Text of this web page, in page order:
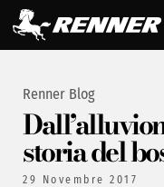
Renner Blog
storia del
29 Novembre 2017